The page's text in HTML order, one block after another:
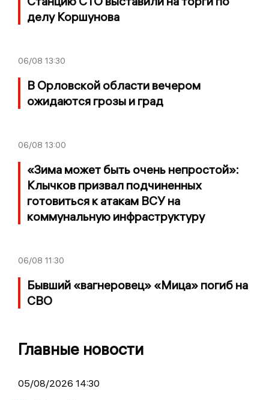
делу Коршунова
06/08 13:30
В Орловской области вечером
ожидаются грозы и град
06/08 13:00
«Зима может быть очень непростой»:
Клычков призвал подчиненных
готовиться к атакам ВСУ на
коммунальную инфраструктуру
06/08 11:30
Бывший «вагнеровец» «Мица» погиб на
СВО
Главные новости
05/08/2026 14:30